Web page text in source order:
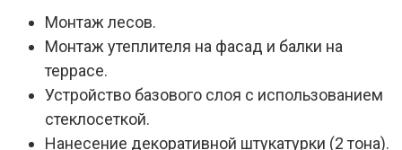
Монтаж лесов.
Монтаж утеплителя на фасад и балки на
террасе.
Устройство базового слоя с использованием
стеклосеткой.
Нанесение декоративной штукатурки (2 тона).